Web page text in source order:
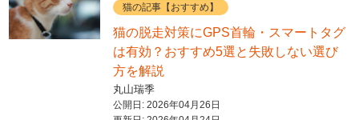
猫の記事【おすすめ】
猫の脱走対策にGPS首輪・スマートタグ
は有効？おすすめ5選と失敗しない選び
方を解説
丸山瑞季
公開日: 2026年04月26日